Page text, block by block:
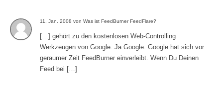
11. Jan. 2008 von Was ist FeedBurner FeedFlare?
[…] gehört zu den kostenlosen Web-Controlling
Werkzeugen von Google. Ja Google. Google hat sich vor
geraumer Zeit FeedBurner einverleibt. Wenn Du Deinen
Feed bei […]